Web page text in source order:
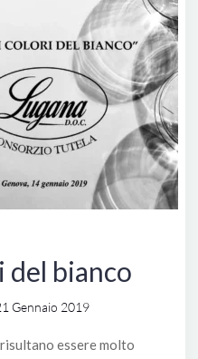
bianco
Gennaio 2019
essere molto